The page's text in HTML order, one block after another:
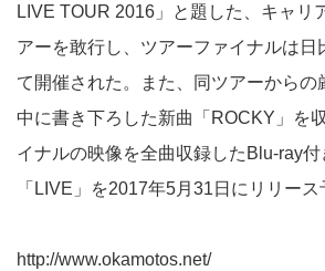
LIVE TOUR 2016」と題した、キャリ
アーを敢行し、ツアーファイナルは日
て開催された。また、同ツアーからの
中に書き下ろした新曲「ROCKY」を
イナルの映像を全曲収録したBlu-ray
「LIVE」を2017年5月31日にリリース
http://www.okamotos.net/